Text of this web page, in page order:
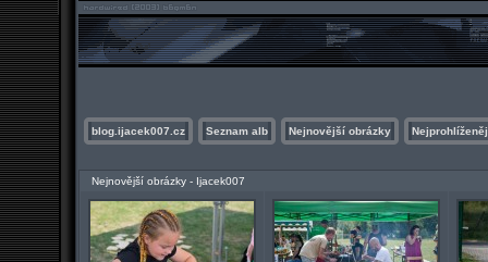
blog.ijacek007.cz Seznam alb Nejnovější obrázky
Nejnovější obrázky - Ijacek007